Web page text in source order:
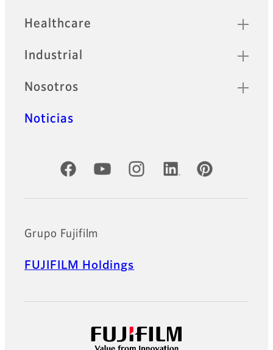
Healthcare
Industrial
Nosotros
Noticias
Cuentas oficiales de redes sociales
Grupo Fujifilm
FUJIFILM Holdings